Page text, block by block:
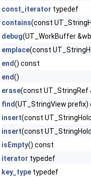
const_iterator typedef
contains(const
debug(UT_WorkBuffer
emplace(const
end() const
end()
erase(const UT_StringRef
find(UT_StringView prefix)
insert(const
insert(const
isEmpty() const
iterator typedef
key_type typedef